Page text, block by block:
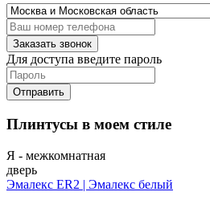
Заказать звонок
Для доступа введите пароль
Отправить
Плинтусы в моем стиле
Я - межкомнатная
дверь
Эмалекс ER2 | Эмалекс белый